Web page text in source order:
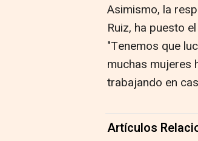
Asimismo, la
Ruiz, ha puesto
"Tenemos que
muchas mujeres
trabajando en
Artículos